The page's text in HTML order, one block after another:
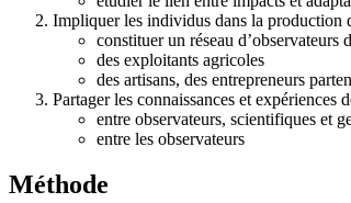
Impliquer les individus dans la production
constituer un réseau d’observateurs
des exploitants agricoles
des artisans, des entrepreneurs
Partager les connaissances et expériences
entre observateurs, scientifiques et
entre les observateurs
Méthode